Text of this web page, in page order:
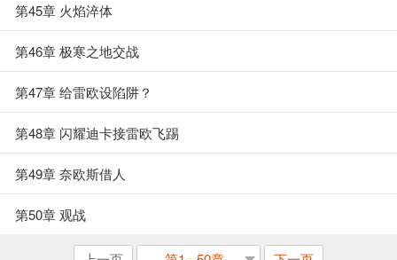
第45章 火焰淬体
第46章 极寒之地交战
第47章 给雷欧设陷阱？
第48章 闪耀迪卡接雷欧飞踢
第49章 奈欧斯借人
第50章 观战